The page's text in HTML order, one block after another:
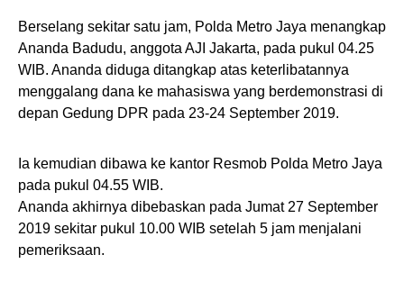
Berselang sekitar satu jam, Polda Metro Jaya menangkap
Ananda Badudu, anggota AJI Jakarta, pada pukul 04.25
WIB. Ananda diduga ditangkap atas keterlibatannya
menggalang dana ke mahasiswa yang berdemonstrasi di
depan Gedung DPR pada 23-24 September 2019.
Ia kemudian dibawa ke kantor Resmob Polda Metro Jaya
pada pukul 04.55 WIB.
Ananda akhirnya dibebaskan pada Jumat 27 September
2019 sekitar pukul 10.00 WIB setelah 5 jam menjalani
pemeriksaan.